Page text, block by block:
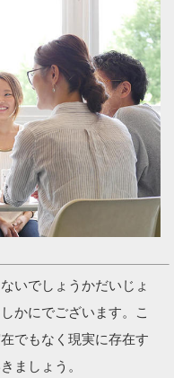
いでしょうかだいじょ
かにでございます。こ
でもなく現実に存在す
ましょう。